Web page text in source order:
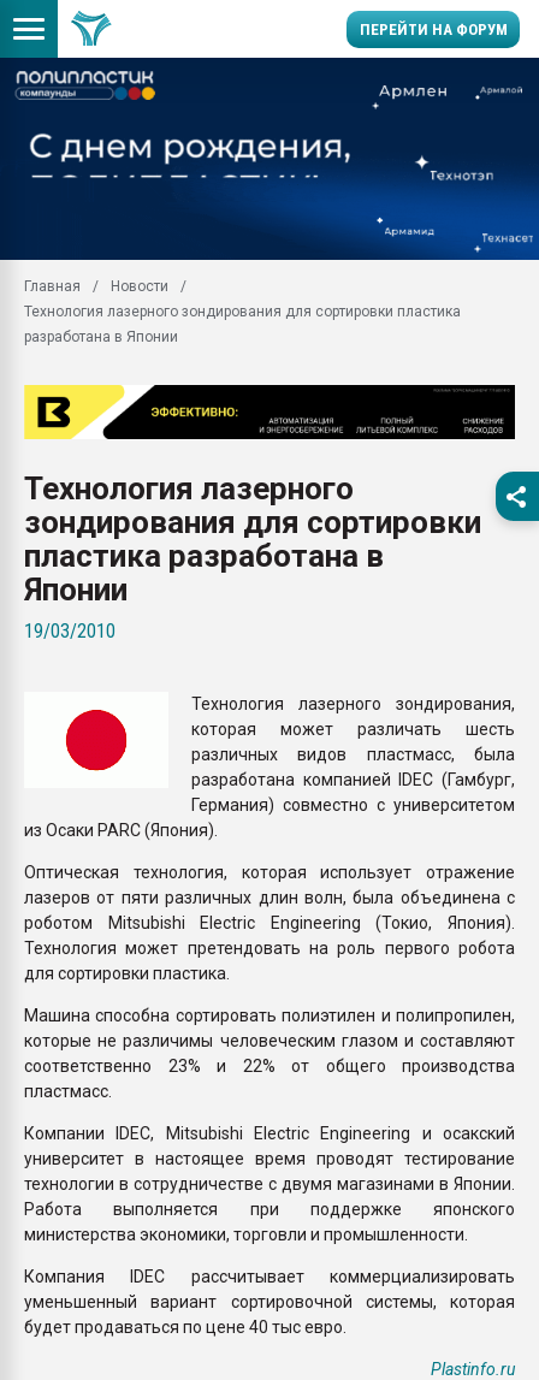
ПЕРЕЙТИ НА ФОРУМ
заводу пластмасс"
28.07.2026
первый план в
28.07.2026
ситуацией на
Всё, что касается
Главная
Новости
Технология лазерного зондирования для сортировки пластика
разработана в Японии
Технология лазерного
зондирования для сортировки
пластика разработана в
Японии
19/03/2010
Технология лазерного зондирования,
которая может различать шесть
различных видов пластмасс, была
разработана компанией IDEC (Гамбург,
Германия) совместно с университетом
из Осаки PARC (Япония).
Оптическая технология, которая использует отражение
лазеров от пяти различных длин волн, была объединена с
роботом Mitsubishi Electric Engineering (Токио, Япония).
Технология может претендовать на роль первого робота
для сортировки пластика.
Машина способна сортировать полиэтилен и полипропилен,
которые не различимы человеческим глазом и составляют
соответственно 23% и 22% от общего производства
пластмасс.
Компании IDEC, Mitsubishi Electric Engineering и осакский
университет в настоящее время проводят тестирование
технологии в сотрудничестве с двумя магазинами в Японии.
Работа выполняется при поддержке японского
министерства экономики, торговли и промышленности.
Компания IDEC рассчитывает коммерциализировать
уменьшенный вариант сортировочной системы, которая
будет продаваться по цене 40 тыс евро.
Plastinfo.ru